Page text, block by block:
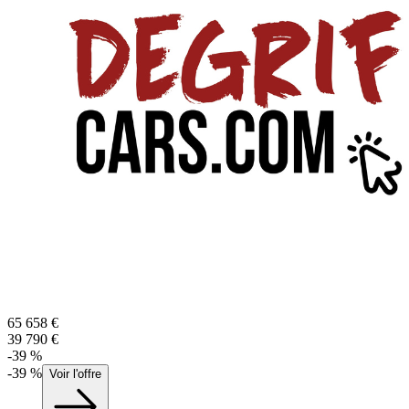
65 658 €
39 790 €
-39 %
-39 % Voir l'offre